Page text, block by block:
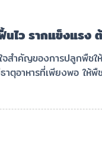
ไว รากแข็งแรง
ำคัญของการปลูกพืชให้
อาหารที่เพียงพอ ให้พืช